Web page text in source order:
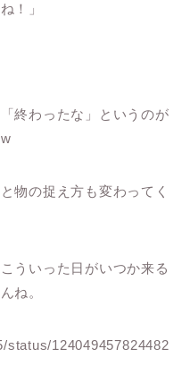
！」
終わったな」というのが
物の捉え方も変わってく
ういった日がいつか来る
ね。
124049457824482